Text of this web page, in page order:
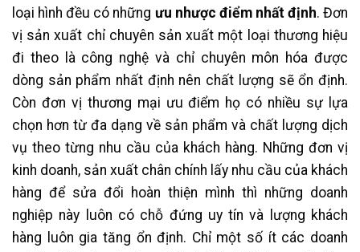
loại hình đều có những ưu nhược điểm nhất định. Đơn
vị sản xuất chỉ chuyên sản xuất một loại thương hiệu
đi theo là công nghệ và chỉ chuyên môn hóa được
dòng sản phẩm nhất định nên chất lượng sẽ ổn định.
Còn đơn vị thương mại ưu điểm họ có nhiều sự lựa
chọn hơn từ đa dạng về sản phẩm và chất lượng dịch
vụ theo từng nhu cầu của khách hàng. Những đơn vị
kinh doanh, sản xuất chân chính lấy nhu cầu của khách
hàng để sửa đổi hoàn thiện mình thì những doanh
nghiệp này luôn có chỗ đứng uy tín và lượng khách
hàng luôn gia tăng ổn định. Chỉ một số ít các doanh